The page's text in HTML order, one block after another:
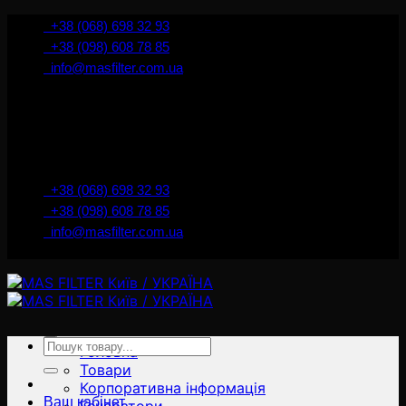
İçeriğe+38 (068) 698 32 93
+38 (098) 608 78 85
info@masfilter.com.ua
+38 (068) 698 32 93
+38 (098) 608 78 85
info@masfilter.com.ua
Головна
Товари
Корпоративна інформація
Ara:
Ваш кабінет